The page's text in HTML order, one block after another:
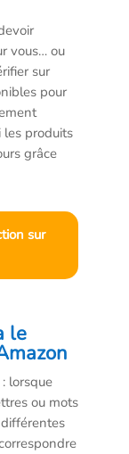
vous… ou
sur
pour
produits
grâce
sur
le
lorsque
ou mots